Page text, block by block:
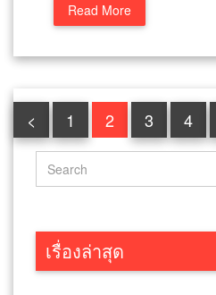
Read More
< 1 2 3 4
เรื่องล่าสุด